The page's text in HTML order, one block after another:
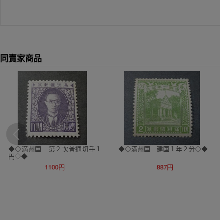
同賣家商品
◆◇満州国 第２次普通切手１
円◇◆
1100円
◆◇満州国 建国１年２分◇◆
887円